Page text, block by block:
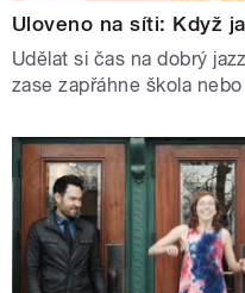
Uloveno na síti: Když
Udělat si čas na dobrý
zase zapřáhne škola